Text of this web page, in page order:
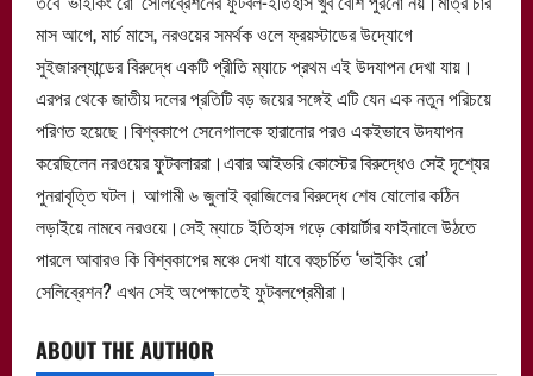
মাস আগে, মার্চ মাসে, নরওয়ের সমর্থক ওলে ফ্রয়স্টাডের উদ্যোগে
সুইজারল্যান্ডের বিরুদ্ধে একটি প্রীতি ম্যাচে প্রথম এই উদযাপন দেখা যায়।
এরপর থেকে জাতীয় দলের প্রতিটি বড় জয়ের সঙ্গেই এটি যেন এক নতুন পরিচয়ে
পরিণত হয়েছে।বিশ্বকাপে সেনেগালকে হারানোর পরও একইভাবে উদযাপন
করেছিলেন নরওয়ের ফুটবলাররা।এবার আইভরি কোস্টের বিরুদ্ধেও সেই দৃশ্যের
পুনরাবৃত্তি ঘটল। আগামী ৬ জুলাই ব্রাজিলের বিরুদ্ধে শেষ ষোলোর কঠিন
লড়াইয়ে নামবে নরওয়ে।সেই ম্যাচে ইতিহাস গড়ে কোয়ার্টার ফাইনালে উঠতে
পারলে আবারও কি বিশ্বকাপের মঞ্চে দেখা যাবে বহুচর্চিত ‘ভাইকিং রো’
সেলিব্রেশন? এখন সেই অপেক্ষাতেই ফুটবলপ্রেমীরা।
ABOUT THE AUTHOR